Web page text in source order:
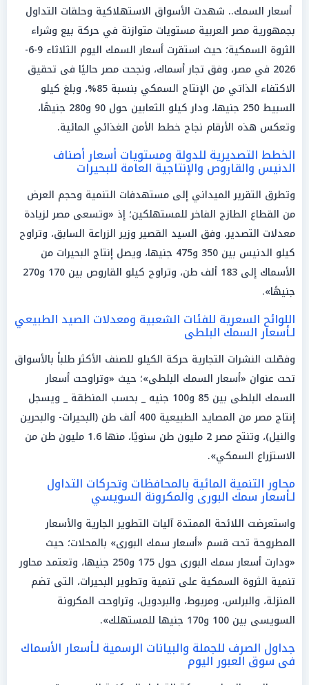
أسعار السمك.. شهدت الأسواق الاستهلاكية وحلقات التداول
بجمهورية مصر العربية مستويات متوازنة في حركة بيع وشراء
الثروة السمكية؛ حيث استقرت أسعار السمك اليوم الثلاثاء 9-6-
2026 في مصر، وفق تجار أسماك، ونجحت مصر حاليًا فى تحقيق
الاكتفاء الذاتي من الإنتاج السمكي بنسبة 85%، وبلغ كيلو
السبيط 250 جنيها، ودار كيلو الثعابين حول 90 و280 جنيهًا،
وتعكس هذه الأرقام نجاح خطط الأمن الغذائي المائية.
الخطط التصديرية للدولة ومستويات أسعار أصناف
الدنيس والقاروص والإنتاجية العامة للبحيرات
وتطرق التقرير الميداني إلى مستهدفات التنمية وحجم العرض
من القطاع الطازج الفاخر للمستهلكين؛ إذ «وتسعى مصر لزيادة
معدلات التصدير، وفق السيد القصير وزير الزراعة السابق، وتراوح
كيلو الدنيس بين 350 و475 جنيها، ويصل إنتاج البحيرات من
الأسماك إلى 183 ألف طن، وتراوح كيلو القاروص بين 170 و270
جنيهًا».
اللوائح السعرية للفئات الشعبية ومعدلات الصيد الطبيعي
لـأسعار السمك البلطى
وفصّلت النشرات التجارية حركة الكيلو للصنف الأكثر طلباً بالأسواق
تحت عنوان «أسعار السمك البلطى»؛ حيث «وتراوحت أسعار
السمك البلطى بين 85 و100 جنيه _ بحسب المنطقة _ ويسجل
إنتاج مصر من المصايد الطبيعية 400 ألف طن (البحيرات- والبحرين
والنيل)، وتنتج مصر 2 مليون طن سنويًا، منها 1.6 مليون طن من
الاستزراع السمكي».
محاور التنمية المائية بالمحافظات وتحركات التداول
لـأسعار سمك البورى والمكرونة السويسي
واستعرضت اللائحة الممتدة آليات التطوير الجارية والأسعار
المطروحة تحت قسم «أسعار سمك البورى» بالمحلات؛ حيث
«ودارت أسعار سمك البورى حول 175 و250 جنيها، وتعتمد محاور
تنمية الثروة السمكية على تنمية وتطوير البحيرات، التى تضم
المنزلة، والبرلس، ومريوط، والبردويل، وتراوحت المكرونة
السويسى بين 100 و170 جنيها للمستهلك».
جداول الصرف للجملة والبيانات الرسمية لـأسعار الأسماك
فى سوق العبور اليوم